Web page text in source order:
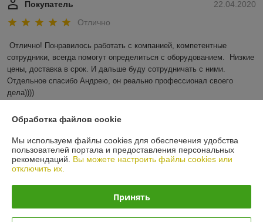
22.04.2020
Покупатель
Отлично
Отлично! Понравилось работать с компанией, компетентные
сотрудники, всегда помогут определиться с оборудованием.  Низкие
цены, доставка в срок. И дальше буду сотрудничать с ними.
Отдельное спасибо Андрею, он реально профессионал своего
дела))))
Показать все отзывы
О нас
Доставка и оплата
Обработка файлов cookie
Мы используем файлы cookies для обеспечения удобства
пользователей портала и предоставления персональных
рекомендаций. Вы можете настроить файлы cookies или
отключить их.
Принять